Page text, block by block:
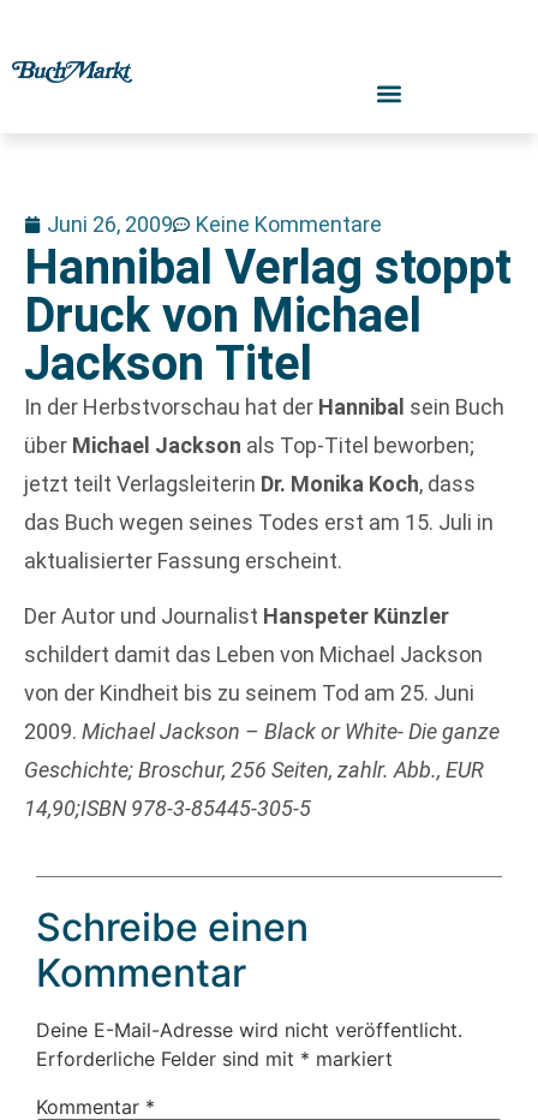
Juni 26, 2009 Keine Kommentare
Hannibal Verlag stoppt
Druck von Michael
Jackson Titel
In der Herbstvorschau hat der Hannibal sein Buch
über Michael Jackson als Top-Titel beworben;
jetzt teilt Verlagsleiterin Dr. Monika Koch, dass
das Buch wegen seines Todes erst am 15. Juli in
aktualisierter Fassung erscheint.
Der Autor und Journalist Hanspeter Künzler
schildert damit das Leben von Michael Jackson
von der Kindheit bis zu seinem Tod am 25. Juni
2009. Michael Jackson – Black or White- Die ganze
Geschichte; Broschur, 256 Seiten, zahlr. Abb., EUR
14,90;ISBN 978-3-85445-305-5
Schreibe einen
Kommentar
Deine E-Mail-Adresse wird nicht veröffentlicht.
Erforderliche Felder sind mit * markiert
Kommentar *